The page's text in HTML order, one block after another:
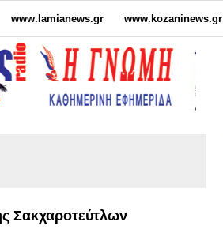
www.lamianews.gr www.kozaninews.gr
Σακχαροτεύτλων